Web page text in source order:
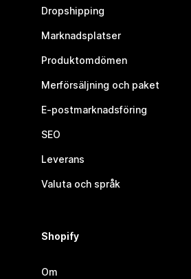
Dropshipping
Marknadsplatser
Produktomdömen
Merförsäljning och paket
E-postmarknadsföring
SEO
Leverans
Valuta och språk
Shopify
Om